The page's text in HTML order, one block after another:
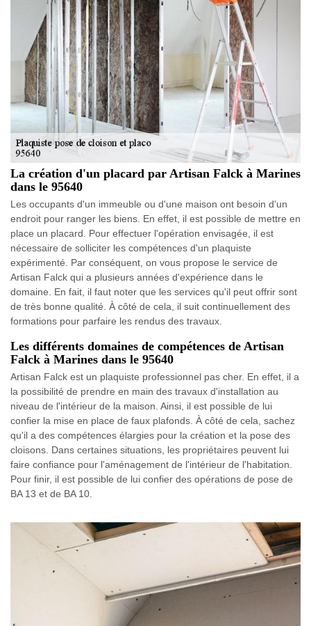
La création d'un placard par Artisan Falck à Marines
dans le 95640
Les occupants d'un immeuble ou d'une maison ont besoin d'un
endroit pour ranger les biens. En effet, il est possible de mettre en
place un placard. Pour effectuer l'opération envisagée, il est
nécessaire de solliciter les compétences d'un plaquiste
expérimenté. Par conséquent, on vous propose le service de
Artisan Falck qui a plusieurs années d'expérience dans le
domaine. En fait, il faut noter que les services qu'il peut offrir sont
de très bonne qualité. À côté de cela, il suit continuellement des
formations pour parfaire les rendus des travaux.
Les différents domaines de compétences de Artisan
Falck à Marines dans le 95640
Artisan Falck est un plaquiste professionnel pas cher. En effet, il a
la possibilité de prendre en main des travaux d'installation au
niveau de l'intérieur de la maison. Ainsi, il est possible de lui
confier la mise en place de faux plafonds. À côté de cela, sachez
qu'il a des compétences élargies pour la création et la pose des
cloisons. Dans certaines situations, les propriétaires peuvent lui
faire confiance pour l'aménagement de l'intérieur de l'habitation.
Pour finir, il est possible de lui confier des opérations de pose de
BA 13 et de BA 10.